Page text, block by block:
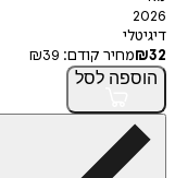
קודם:
₪39
לסל